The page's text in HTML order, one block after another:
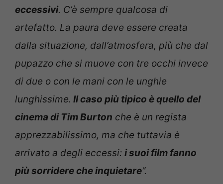
eccessivi. C’è sempre qualcosa di
artefatto. La paura deve essere creata
dalla situazione, dall’atmosfera, più che dal
pupazzo che si muove con tre occhi invece
di due o con le mani con le unghie
lunghissime. Il caso più tipico è quello del
cinema di Tim Burton che è un regista
apprezzabilissimo, ma che tuttavia è
arrivato a degli eccessi: i suoi film fanno
più sorridere che inquietare“.